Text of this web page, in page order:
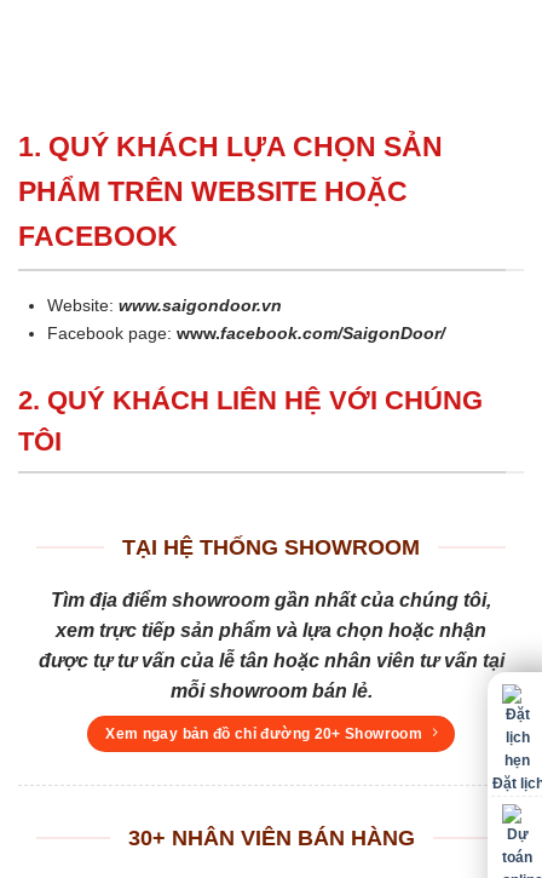
1. QUÝ KHÁCH LỰA CHỌN SẢN
PHẨM TRÊN WEBSITE HOẶC
FACEBOOK
Website:www.saigondoor.vn
Facebook page:www.facebook.com/SaigonDoor/
2. QUÝ KHÁCH LIÊN HỆ VỚI CHÚNG
TÔI
TẠI HỆ THỐNG SHOWROOM
Tìm địa điểm showroom gần nhất của chúng tôi,
xem trực tiếp sản phẩm và lựa chọn hoặc nhận
được tự tư vấn của lễ tân hoặc nhân viên tư vấn tại
mỗi showroom bán lẻ.
Xem ngay bản đồ chỉ đường 20+ Showroom
30+ NHÂN VIÊN BÁN HÀNG
Đặt